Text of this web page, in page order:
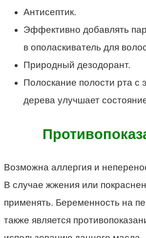
Антисептик.
Эффективно добавлять
в ополаскиватель для
Природный дезодорант.
Полоскание полости рта с
дерева улучшает
Возможна аллергия и
В случае жжения или
применять. Беременность на
также является